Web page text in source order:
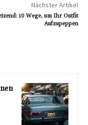
Nächster Artikel
10 Wege, um Ihr Outfit
Aufzupeppen